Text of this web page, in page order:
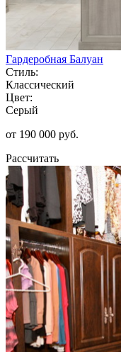
Гардеробная Балуан
Стиль:
Классический
Цвет:
Серый
от 190 000 руб.
Рассчитать